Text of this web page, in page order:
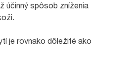
účinný spôsob zníženia
je rovnako dôležité ako